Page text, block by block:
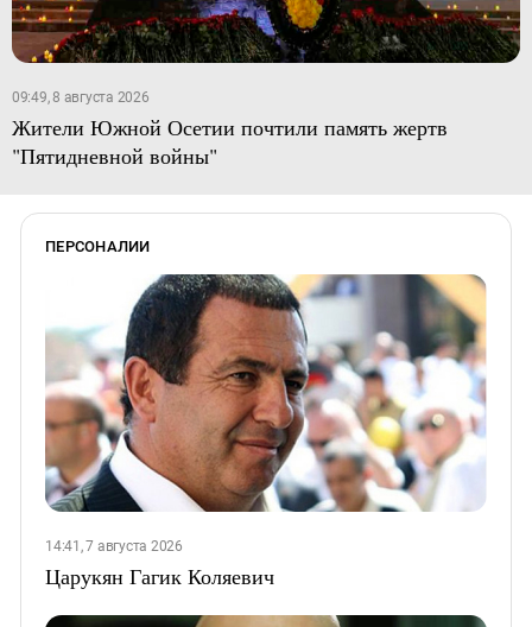
09:49, 8 августа 2026
Жители Южной Осетии почтили память жертв
"Пятидневной войны"
ПЕРСОНАЛИИ
14:41, 7 августа 2026
Царукян Гагик Коляевич